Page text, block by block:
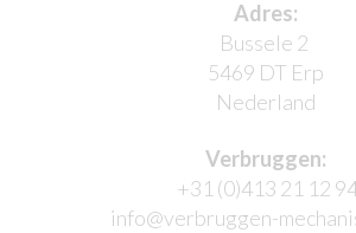
Adres:
Bussele 2
5469 DT Erp
Nederland
Verbruggen:
+31 (0)413 21 12
info@verbruggen-